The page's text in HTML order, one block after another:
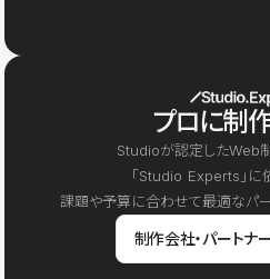
プロに制
Studioが認定したWeb
「Studio Experts」に
課題や予算に合わせて最適なパー
制作会社・パートナ